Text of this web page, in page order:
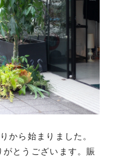
から始まりました。
とうございます。賑